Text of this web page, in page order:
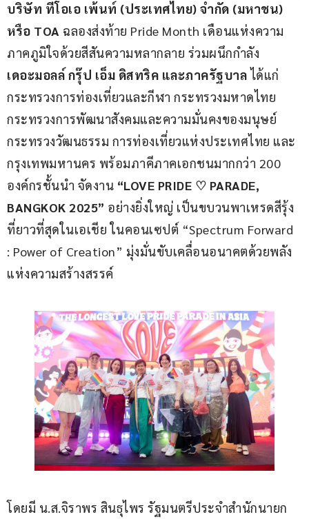
บริษัท ทีโอเอ เพ้นท์ (ประเทศไทย) จำกัด (มหาชน)
หรือ TOA ฉลองส่งท้าย Pride Month เดือนแห่งความ
ภาคภูมิใจด้วยสีสันความหลากลาย ร่วมผนึกกำลัง
เดอะมอลล์ กรุ๊ป เอ็ม ดิสทริค และภาครัฐบาล ได้แก่
กระทรวงการท่องเที่ยวและกีฬา กระทรวงมหาดไทย
กระทรวงการพัฒนาสังคมและความมั่นคงของมนุษย์
กระทรวงวัฒนธรรม การท่องเที่ยวแห่งประเทศไทย และ
กรุงเทพมหานคร พร้อมภาคีภาคเอกชนมากกว่า 200
องค์กรชั้นนำ จัดงาน “LOVE PRIDE ♡ PARADE,
BANGKOK 2025” อย่างยิ่งใหญ่ เป็นขบวนพาเหรดสีรุ้ง
ที่ยาวที่สุดในเอเชีย ในคอนเซปต์ “Spectrum Forward
: Power of Creation” มุ่งมั่นขับเคลื่อนอนาคตด้วยพลัง
แห่งความสร้างสรรค์
โดยมี น.ส.จิราพร สินธุไพร รัฐมนตรีประจำสำนักนายก